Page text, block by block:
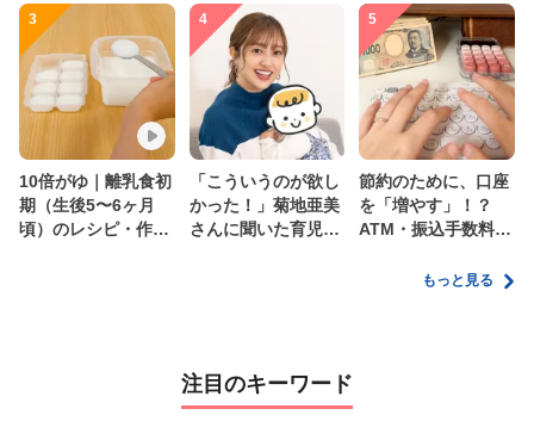
3
10倍がゆ｜離乳食初
期（生後5〜6ヶ月
頃）のレシピ・作り
4
「こういうのが欲し
かった！」菊地亜美
さんに聞いた育児
5
節約のために、口座
を「増やす」！？
ATM・振込手数料の
家計管理術もっと見る
注目のキーワード